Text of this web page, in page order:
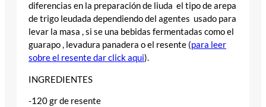
diferencias en la preparación de liuda el tipo de arepa
de trigo leudada dependiendo del agentes usado para
levar la masa , si se una bebidas fermentadas como el
guarapo , levadura panadera o el resente (para leer
sobre el resente dar click aqui).
INGREDIENTES
-120 gr de resente